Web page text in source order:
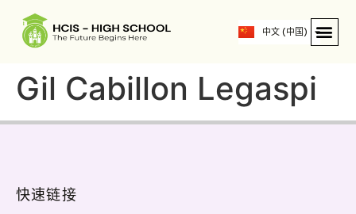
中文 (中国)
English
Gil Cabillon Legaspi
快速链接